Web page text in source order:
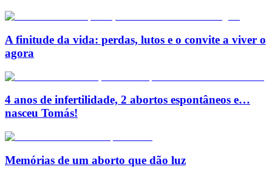
A finitude da vida: perdas, lutos e o convite a viver o
agora
4 anos de infertilidade, 2 abortos espontâneos e…
nasceu Tomás!
Memórias de um aborto que dão luz